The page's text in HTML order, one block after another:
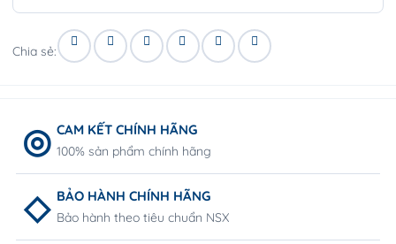
Chia sẻ:
CAM KẾT CHÍNH HÃNG
100% sản phẩm chính hãng
BẢO HÀNH CHÍNH HÃNG
Bảo hành theo tiêu chuẩn NSX